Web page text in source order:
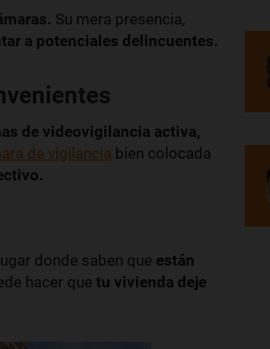
Su mera presencia,
a potenciales delincuentes.
de videovigilancia activa,
de vigilancia bien colocada
donde saben que están
hacer que tu vivienda deje